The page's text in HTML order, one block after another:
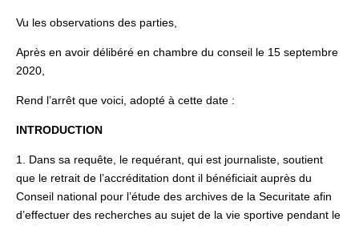
Vu les observations des parties,
Après en avoir délibéré en chambre du conseil le 15 septembre
2020,
Rend l’arrêt que voici, adopté à cette date :
INTRODUCTION
1. Dans sa requête, le requérant, qui est journaliste, soutient
que le retrait de l’accréditation dont il bénéficiait auprès du
Conseil national pour l’étude des archives de la Securitate afin
d’effectuer des recherches au sujet de la vie sportive pendant le